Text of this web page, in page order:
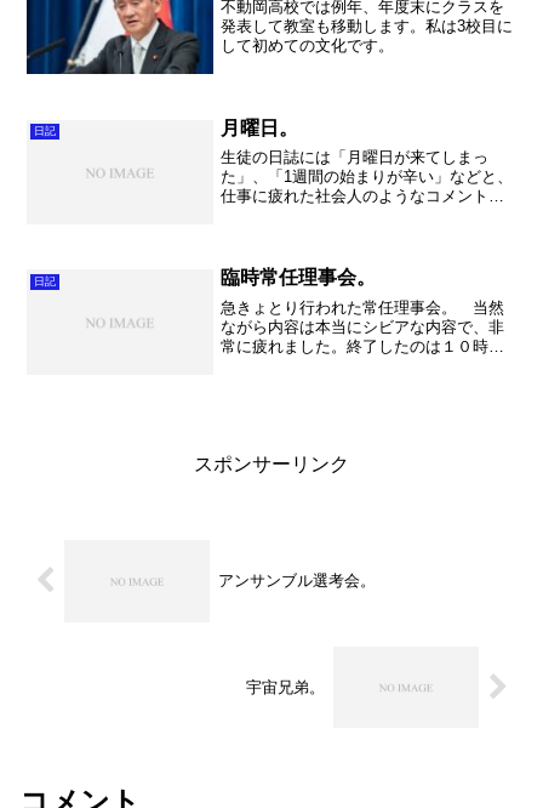
不動岡高校では例年、年度末にクラスを
発表して教室も移動します。私は3校目に
して初めての文化です。
日記 月曜日。
生徒の日誌には「月曜日が来てしまっ
た」、「1週間の始まりが辛い」などと、
仕事に疲れた社会人のようなコメントが
になってきました。でもや...
日記 臨時常任理事会。
急きょとり行われた常任理事会。 当然
ながら内容は本当にシビアな内容で、非
常に疲れました。終了したのは１０時を
スポンサーリンク
アンサンブル選考会。
宇宙兄弟。
コメント